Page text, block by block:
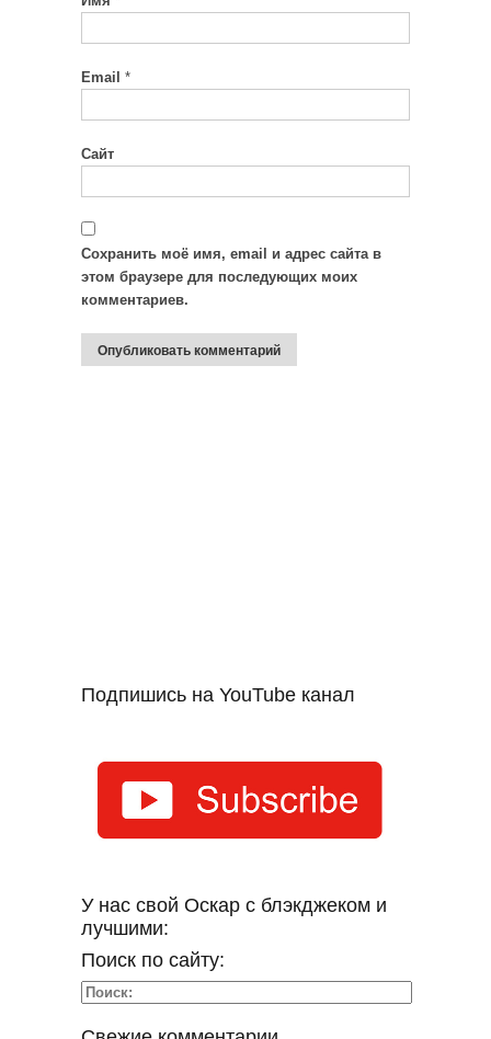
Email *
Сайт
Сохранить моё имя, email и адрес сайта в
этом браузере для последующих моих
комментариев.
Подпишись на YouTube канал
У нас свой Оскар с блэкджеком и
лучшими:
Поиск по сайту: